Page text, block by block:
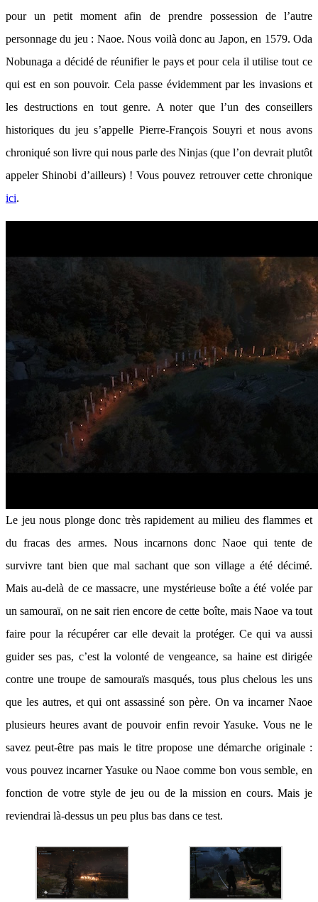
pour un petit moment afin de prendre possession de l’autre
personnage du jeu : Naoe. Nous voilà donc au Japon, en 1579. Oda
Nobunaga a décidé de réunifier le pays et pour cela il utilise tout ce
qui est en son pouvoir. Cela passe évidemment par les invasions et
les destructions en tout genre. A noter que l’un des conseillers
historiques du jeu s’appelle Pierre-François Souyri et nous avons
chroniqué son livre qui nous parle des Ninjas (que l’on devrait plutôt
appeler Shinobi d’ailleurs) ! Vous pouvez retrouver cette chronique
ici.
Le jeu nous plonge donc très rapidement au milieu des flammes et
du fracas des armes. Nous incarnons donc Naoe qui tente de
survivre tant bien que mal sachant que son village a été décimé.
Mais au-delà de ce massacre, une mystérieuse boîte a été volée par
un samouraï, on ne sait rien encore de cette boîte, mais Naoe va tout
faire pour la récupérer car elle devait la protéger. Ce qui va aussi
guider ses pas, c’est la volonté de vengeance, sa haine est dirigée
contre une troupe de samouraïs masqués, tous plus chelous les uns
que les autres, et qui ont assassiné son père. On va incarner Naoe
plusieurs heures avant de pouvoir enfin revoir Yasuke. Vous ne le
savez peut-être pas mais le titre propose une démarche originale :
vous pouvez incarner Yasuke ou Naoe comme bon vous semble, en
fonction de votre style de jeu ou de la mission en cours. Mais je
reviendrai là-dessus un peu plus bas dans ce test.